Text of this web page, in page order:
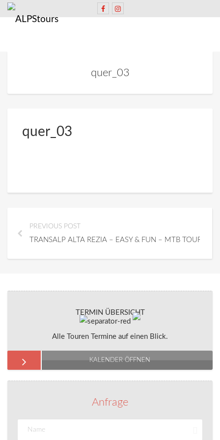
quer_03
quer_03
PREVIOUS POST
TRANSALP ALTA REZIA – EASY & FUN – MTB TOUR
TERMIN ÜBERSICHT
Alle Touren Termine auf einen Blick.
KALENDER ÖFFNEN
Anfrage